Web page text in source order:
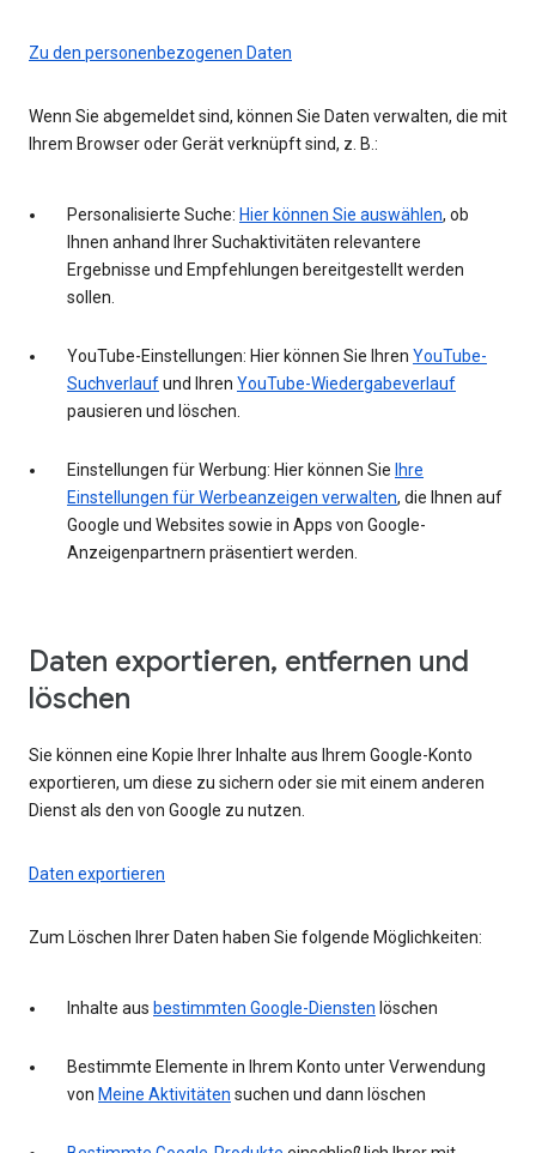
Zu den personenbezogenen Daten
Wenn Sie abgemeldet sind, können Sie Daten verwalten, die mit
Ihrem Browser oder Gerät verknüpft sind, z. B.:
Personalisierte Suche: Hier können Sie auswählen, ob
Ihnen anhand Ihrer Suchaktivitäten relevantere
Ergebnisse und Empfehlungen bereitgestellt werden
sollen.
YouTube-Einstellungen: Hier können Sie Ihren YouTube-
Suchverlaufund Ihren YouTube-Wiedergabeverlauf
pausieren und löschen.
Einstellungen für Werbung: Hier können Sie Ihre
Einstellungen für Werbeanzeigen verwalten, die Ihnen auf
Google und Websites sowie in Apps von Google-
Anzeigenpartnern präsentiert werden.
Daten exportieren, entfernen und
löschen
Sie können eine Kopie Ihrer Inhalte aus Ihrem Google-Konto
exportieren, um diese zu sichern oder sie mit einem anderen
Dienst als den von Google zu nutzen.
Daten exportieren
Zum Löschen Ihrer Daten haben Sie folgende Möglichkeiten:
Inhalte aus bestimmten Google-Diensten löschen
Bestimmte Elemente in Ihrem Konto unter Verwendung
von Meine Aktivitäten suchen und dann löschen